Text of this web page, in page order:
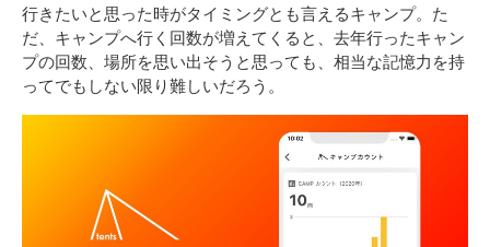
行きたいと思った時がタイミングとも言えるキャンプ。た
だ、キャンプへ行く回数が増えてくると、去年行ったキャン
プの回数、場所を思い出そうと思っても、相当な記憶力を持
ってでもしない限り難しいだろう。